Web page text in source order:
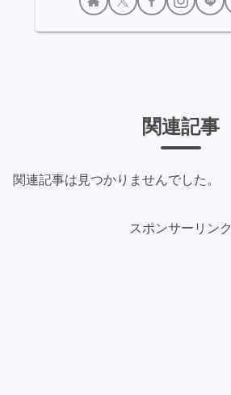
関連記事
関連記事は見つかりませんでした。
スポンサーリンク